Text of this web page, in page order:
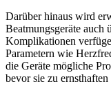
Darüber hinaus wird
Beatmungsgeräte auch
Komplikationen
Parametern wie
die Geräte mögliche
bevor sie zu